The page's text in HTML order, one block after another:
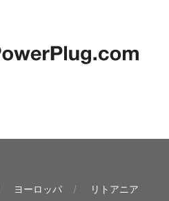
ヨーロッパ リトアニア